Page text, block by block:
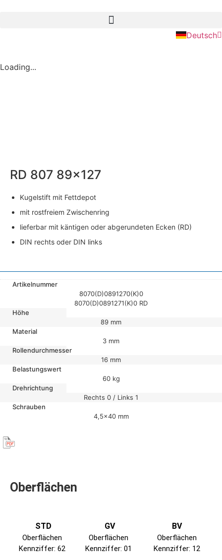
Deutsch
Loading...
RD 807 89×127
Kugelstift mit Fettdepot
mit rostfreiem Zwischenring
lieferbar mit käntigen oder abgerundeten Ecken (RD)
DIN rechts oder DIN links
Artikelnummer
8070(D)0891270(K)0
8070(D)0891271(K)0 RD
Höhe
89 mm
Material
3 mm
Rollendurchmesser
16 mm
Belastungswert
60 kg
Drehrichtung
Rechts 0 / Links 1
Schrauben
4,5×40 mm
Oberflächen
STD
Oberflächen
Kennziffer: 62
GV
Oberflächen
Kennziffer: 01
BV
Oberflächen
Kennziffer: 12